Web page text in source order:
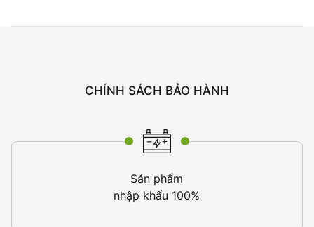
CHÍNH SÁCH BẢO HÀNH
Sản phẩm
nhập khẩu 100%